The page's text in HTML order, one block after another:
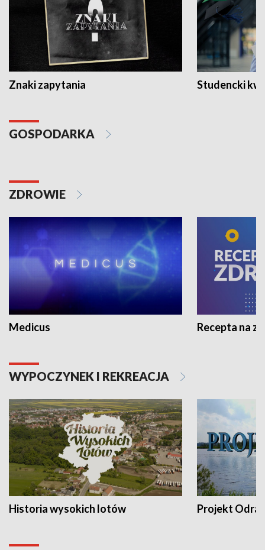
Znaki zapytania Studencki
GOSPODARKA
ZDROWIE
Medicus Recepta na
WYPOCZYNEK I REKREACJA
Historia wysokich lotów Projekt Odra